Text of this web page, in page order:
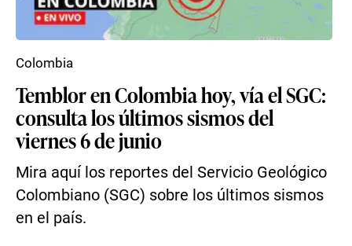
Temblor en Colombia hoy, vía el SGC:
consulta los últimos sismos del
viernes 6 de junio
Mira aquí los reportes del Servicio Geológico
Colombiano (SGC) sobre los últimos sismos
en el país.
Colombia